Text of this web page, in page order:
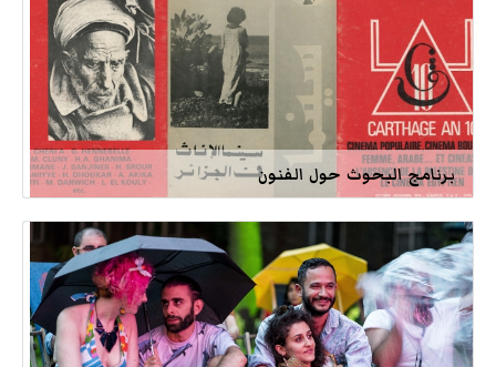
برنامج البحوث حول الفنون